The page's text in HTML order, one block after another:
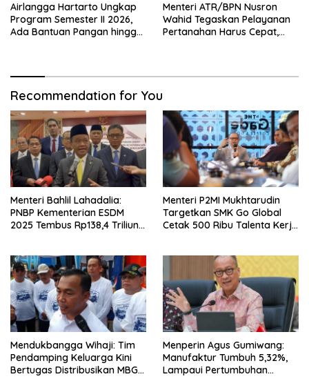
Airlangga Hartarto Ungkap
Program Semester II 2026,
Ada Bantuan Pangan hingga
Menteri ATR/BPN Nusron
Wahid Tegaskan Pelayanan
Pertanahan Harus Cepat,
Recommendation for You
Menteri Bahlil Lahadalia:
PNBP Kementerian ESDM
2025 Tembus Rp138,4 Triliun,
Menteri P2MI Mukhtarudin
Targetkan SMK Go Global
Cetak 500 Ribu Talenta Kerja
Mendukbangga Wihaji: Tim
Pendamping Keluarga Kini
Bertugas Distribusikan MBG
Menperin Agus Gumiwang:
Manufaktur Tumbuh 5,32%,
Lampaui Pertumbuhan